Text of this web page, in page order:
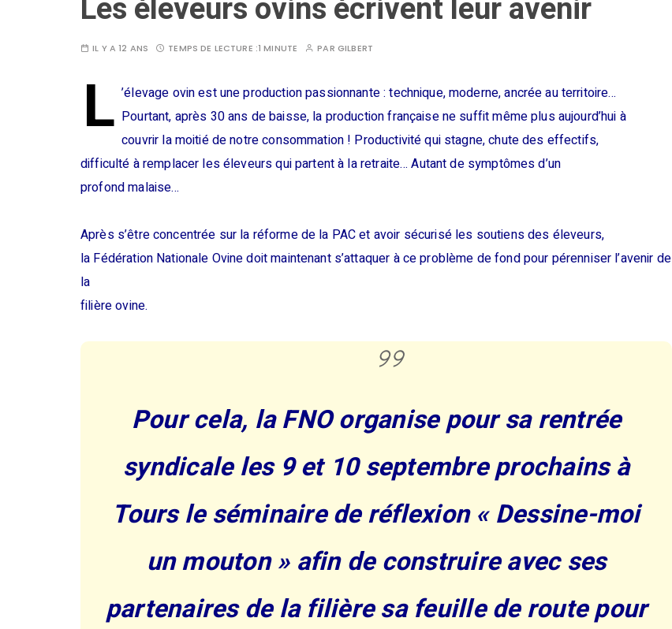
Les éleveurs ovins écrivent leur avenir
IL Y A 12 ANS TEMPS DE LECTURE :1 MINUTE PAR GILBERT
L ’élevage ovin est une production passionnante : technique, moderne, ancrée au territoire…
Pourtant, après 30 ans de baisse, la production française ne suffit même plus aujourd’hui à
couvrir la moitié de notre consommation ! Productivité qui stagne, chute des effectifs,
difficulté à remplacer les éleveurs qui partent à la retraite… Autant de symptômes d’un
profond malaise…
Après s’être concentrée sur la réforme de la PAC et avoir sécurisé les soutiens des éleveurs,
la Fédération Nationale Ovine doit maintenant s’attaquer à ce problème de fond pour pérenniser l’avenir de
la
filière ovine.
Pour cela, la FNO organise pour sa rentrée
syndicale les 9 et 10 septembre prochains à
Tours le séminaire de réflexion « Dessine-moi
un mouton » afin de construire avec ses
partenaires de la filière sa feuille de route pour